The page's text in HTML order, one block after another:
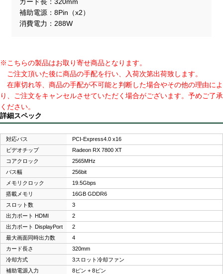
補助電源
8Pin（x2）
消費電力
288W
※こちらの製品はお取り寄せ商品となります。
ご注文頂いた後に商品の手配を行い、入荷次第出荷致します。
在庫切れ等、商品の手配が不可能と判断した場合やその他の理由によ
り、ご注文をキャンセルさせていただく場合がございます。予めご了承
ください。
詳細スペック
対応バス
PCI-Express4.0 x16
ビデオチップ
Radeon RX 7800 XT
コアクロック
2565MHz
バス幅
256bit
メモリクロック
19.5Gbps
搭載メモリ
16GB GDDR6
スロット数
3
出力ポート HDMI
2
出力ポート DisplayPort
2
最大画面同時出力数
4
カード長さ
320mm
冷却方式
3スロット冷却ファン
補助電源入力
8ピン + 8ピン